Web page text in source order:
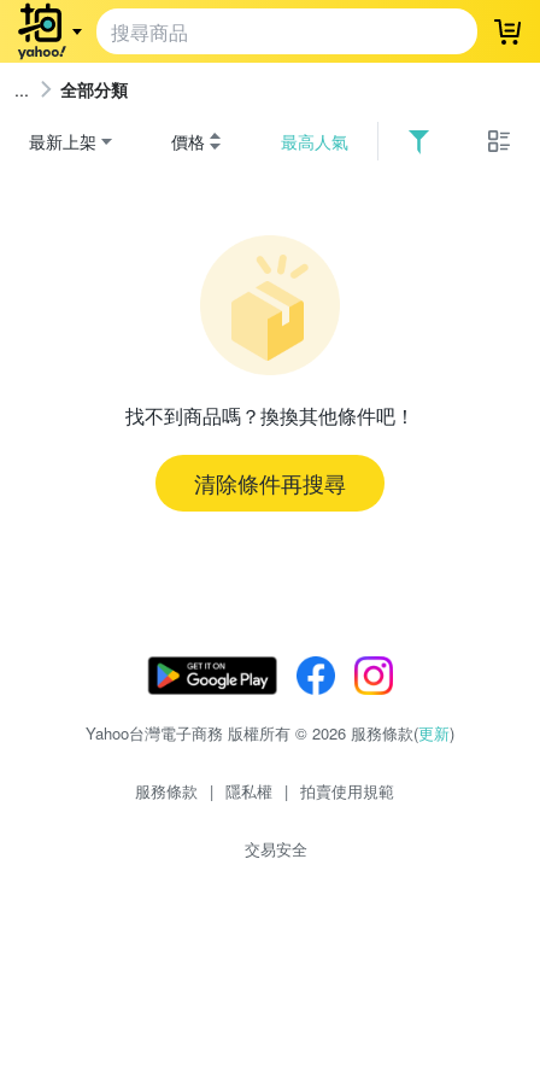
登
全部分類
最新上架 價格 最高人氣
找不到商品嗎？換換其他條件吧！
清除條件再搜尋
Yahoo台灣電子商務 版權所有 © 2026 服務條款(更新)
服務條款 | 隱私權 | 拍賣使用規範
交易安全